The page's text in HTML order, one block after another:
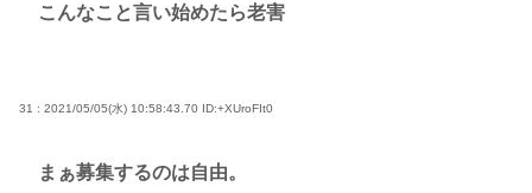
こんなこと言い始めたら老害
31 : 2021/05/05(水) 10:58:43.70 ID:+XUroFIt0
まぁ募集するのは自由。